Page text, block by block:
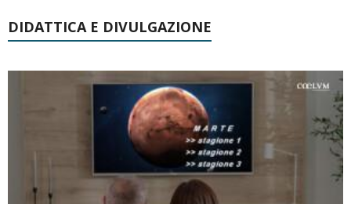
DIDATTICA E DIVULGAZIONE